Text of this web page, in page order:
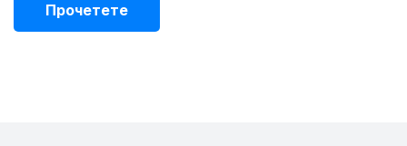
Прочетете